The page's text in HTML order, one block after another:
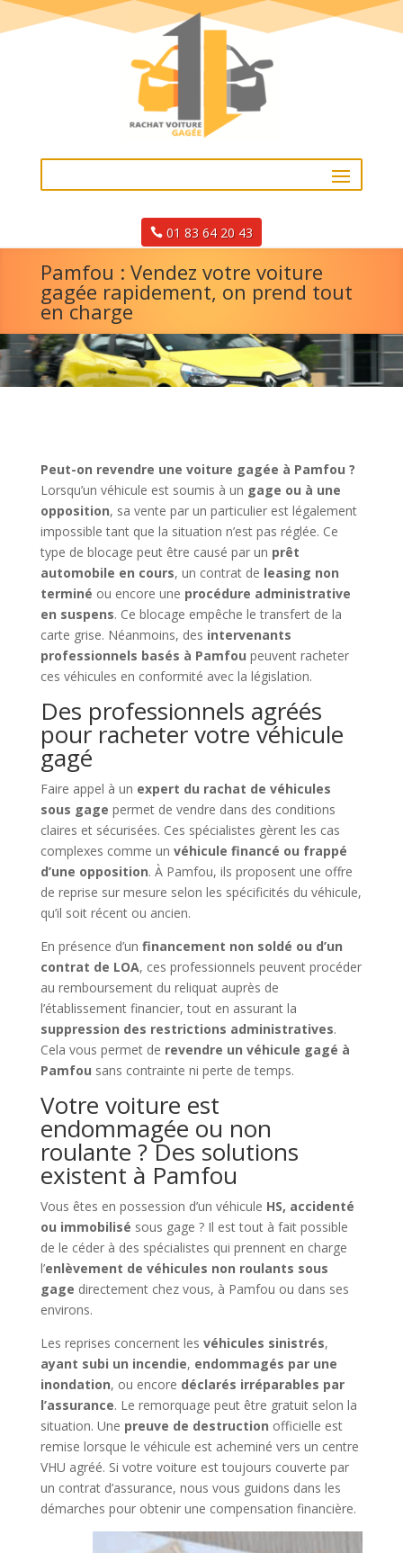
01 83 64 20 43
Pamfou : Vendez votre voiture
gagée rapidement, on prend tout
en charge
Peut-on revendre une voiture gagée à Pamfou ?
Lorsqu’un véhicule est soumis à un gage ou à une
opposition, sa vente par un particulier est légalement
impossible tant que la situation n’est pas réglée. Ce
type de blocage peut être causé par un prêt
automobile en cours, un contrat de leasing non
terminé ou encore une procédure administrative
en suspens. Ce blocage empêche le transfert de la
carte grise. Néanmoins, des intervenants
professionnels basés à Pamfou peuvent racheter
ces véhicules en conformité avec la législation.
Des professionnels agréés
pour racheter votre véhicule
gagé
Faire appel à un expert du rachat de véhicules
sous gage permet de vendre dans des conditions
claires et sécurisées. Ces spécialistes gèrent les cas
complexes comme un véhicule financé ou frappé
d’une opposition. À Pamfou, ils proposent une offre
de reprise sur mesure selon les spécificités du véhicule,
qu’il soit récent ou ancien.
En présence d’un financement non soldé ou d’un
contrat de LOA, ces professionnels peuvent procéder
au remboursement du reliquat auprès de
l’établissement financier, tout en assurant la
suppression des restrictions administratives.
Cela vous permet de revendre un véhicule gagé à
Pamfou sans contrainte ni perte de temps.
Votre voiture est
endommagée ou non
roulante ? Des solutions
existent à Pamfou
Vous êtes en possession d’un véhicule HS, accidenté
ou immobilisé sous gage ? Il est tout à fait possible
de le céder à des spécialistes qui prennent en charge
l’enlèvement de véhicules non roulants sous
gage directement chez vous, à Pamfou ou dans ses
environs.
Les reprises concernent les véhicules sinistrés,
ayant subi un incendie, endommagés par une
inondation, ou encore déclarés irréparables par
l’assurance. Le remorquage peut être gratuit selon la
situation. Une preuve de destruction officielle est
remise lorsque le véhicule est acheminé vers un centre
VHU agréé. Si votre voiture est toujours couverte par
un contrat d’assurance, nous vous guidons dans les
démarches pour obtenir une compensation financière.